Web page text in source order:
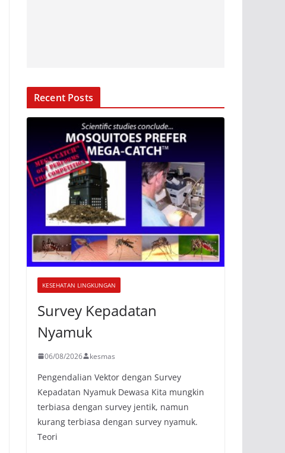
Recent Posts
KESEHATAN LINGKUNGAN
Survey Kepadatan
Nyamuk
06/08/2026 kesmas
Pengendalian Vektor dengan Survey
Kepadatan Nyamuk Dewasa Kita mungkin
terbiasa dengan survey jentik, namun
kurang terbiasa dengan survey nyamuk.
Teori